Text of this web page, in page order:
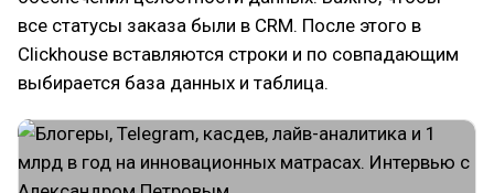
все статусы заказа были в CRM. После этого в
Clickhouse вставляются строки и по совпадающим
выбирается база данных и таблица.